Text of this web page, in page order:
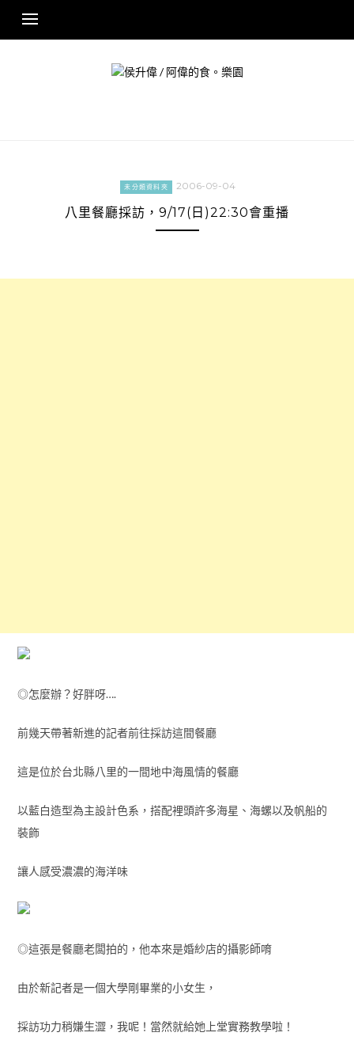
content
未分類資料夾 2006-09-04
八里餐廳採訪，9/17(日)22:30會重播
◎怎麼辦？好胖呀….
前幾天帶著新進的記者前往採訪這間餐廳
這是位於台北縣八里的一間地中海風情的餐廳
以藍白造型為主設計色系，搭配裡頭許多海星、海螺以及帆船的
裝飾
讓人感受濃濃的海洋味
◎這張是餐廳老闆拍的，他本來是婚紗店的攝影師唷
由於新記者是一個大學剛畢業的小女生，
採訪功力稍嫌生澀，我呢！當然就給她上堂實務教學啦！